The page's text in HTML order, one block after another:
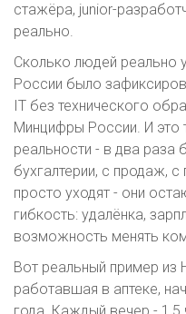
стажёра, junior-
реально.
Сколько людей реально
России было
IT без технического
Минцифры России. И это
реальности - в два раза
бухгалтерии, с продаж,
просто уходят - они
гибкость: удалёнка,
возможность менять
Вот реальный пример из
работавшая в аптеке,